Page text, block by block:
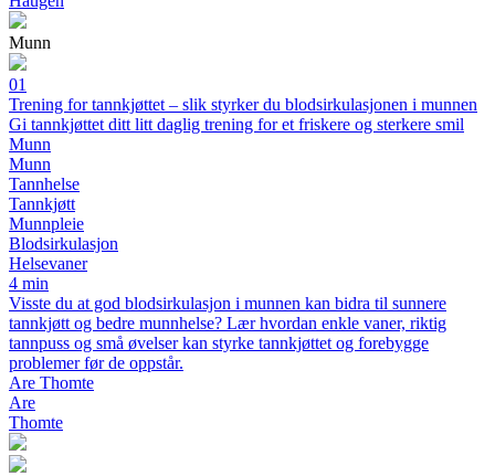
Munn
01
Trening for tannkjøttet – slik styrker du blodsirkulasjonen i munnen
Gi tannkjøttet ditt litt daglig trening for et friskere og sterkere smil
Munn
Munn
Tannhelse
Tannkjøtt
Munnpleie
Blodsirkulasjon
Helsevaner
4 min
Visste du at god blodsirkulasjon i munnen kan bidra til sunnere
tannkjøtt og bedre munnhelse? Lær hvordan enkle vaner, riktig
tannpuss og små øvelser kan styrke tannkjøttet og forebygge
problemer før de oppstår.
Are Thomte
Are
Thomte